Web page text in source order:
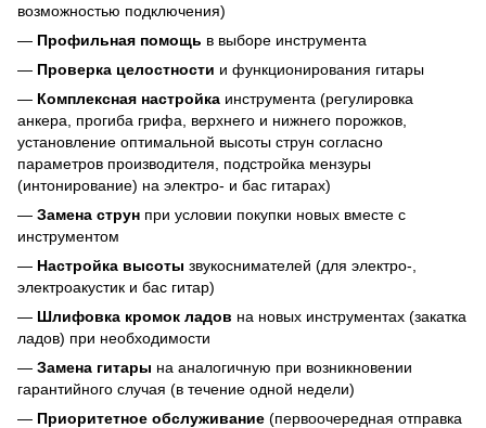
возможностью подключения)
— Профильная помощь в выборе инструмента
— Проверка целостности и функционирования гитары
— Комплексная настройка инструмента (регулировка
анкера, прогиба грифа, верхнего и нижнего порожков,
установление оптимальной высоты струн согласно
параметров производителя, подстройка мензуры
(интонирование) на электро- и бас гитарах)
— Замена струн при условии покупки новых вместе с
инструментом
— Настройка высоты звукоснимателей (для электро-,
электроакустик и бас гитар)
— Шлифовка кромок ладов на новых инструментах (закатка
ладов) при необходимости
— Замена гитары на аналогичную при возникновении
гарантийного случая (в течение одной недели)
— Приоритетное обслуживание (первоочередная отправка